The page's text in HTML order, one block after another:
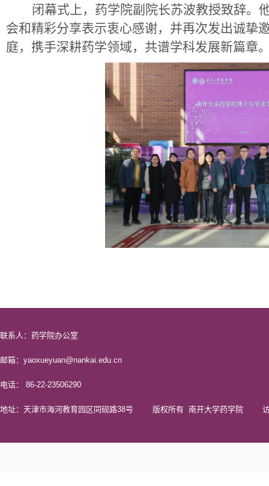
闭幕式上，药学院副院长苏波教授致辞。
会和精彩分享表示衷心感谢，并再次发出诚挚
庭，携手深耕药学领域，共谱学科发展新篇章
联系人：药学院办公室
邮箱：yaoxueyuan@nankai.edu.cn
电话： 86-22-23506290
地址：天津市海河教育园区同砚路38号 版权所有 南开大学药学院 访